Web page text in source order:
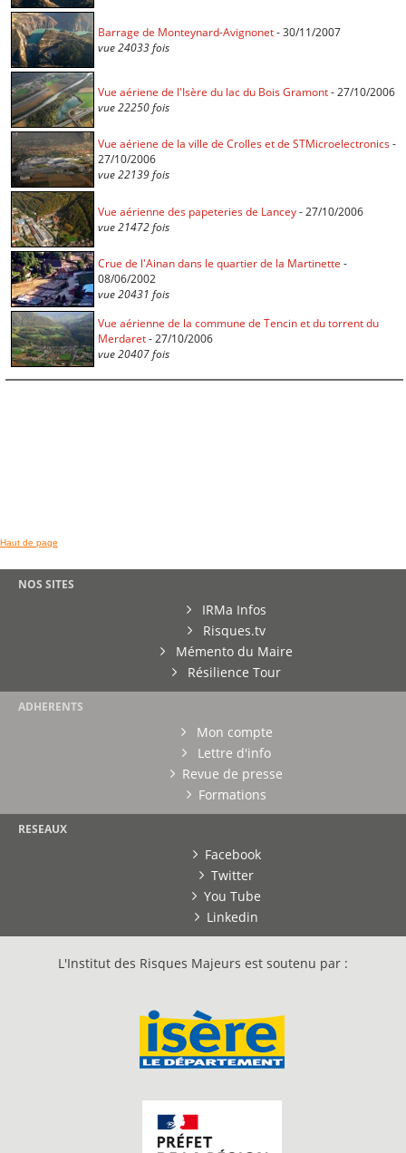
Barrage de Monteynard-Avignonet- 30/11/2007
vue 24033 fois
Vue aériene de l'Isère du lac du Bois Gramont- 27/10/2006
vue 22250 fois
Vue aériene de la ville de Crolles et de STMicroelectronics-
27/10/2006
vue 22139 fois
Vue aérienne des papeteries de Lancey- 27/10/2006
vue 21472 fois
Crue de l'Ainan dans le quartier de la Martinette -
08/06/2002
vue 20431 fois
Vue aérienne de la commune de Tencin et du torrent du
Merdaret- 27/10/2006
vue 20407 fois
Haut de page
NOS SITES
IRMa Infos
Risques.tv
Mémento du Maire
Résilience Tour
ADHERENTS
Mon compte
Lettre d'info
Revue de presse
Formations
RESEAUX
Facebook
Twitter
You Tube
Linkedin
L'Institut des Risques Majeurs est soutenu par :